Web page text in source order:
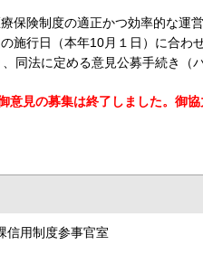
保険制度の適正かつ効率的な運
施行日（本年10月１日）に合わ
同法に定める意見公募手続き（
意見の募集は終了しました。御協
信用制度参事官室